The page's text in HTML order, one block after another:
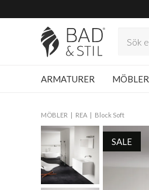
ARMATURER MÖBLER
MÖBLER REA Block Soft
SALE